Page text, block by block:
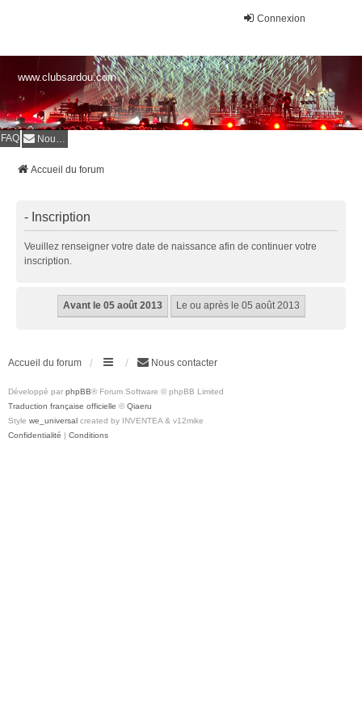
Connexion
www.clubsardou.com
FAQ Nous contacter
Accueil du forum
- Inscription
Veuillez renseigner votre date de naissance afin de continuer votre
inscription.
Accueil du forum Nous contacter
Développé par phpBB® Forum Software © phpBB Limited
Traduction française officielle © Qiaeru
Style we_universal created by INVENTEA & v12mike
Confidentialité | Conditions